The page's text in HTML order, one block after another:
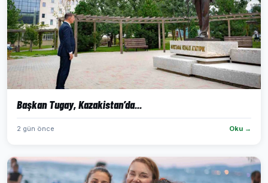
Başkan Tugay, Kazakistan’da...
2 gün önce Oku →